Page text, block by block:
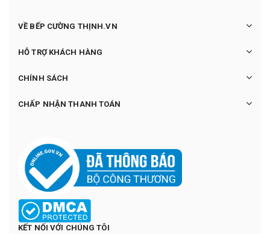
VỀ BẾP CƯỜNG THỊNH.VN
HỖ TRỢ KHÁCH HÀNG
CHÍNH SÁCH
CHẤP NHẬN THANH TOÁN
KẾT NỐI VỚI CHÚNG TÔI